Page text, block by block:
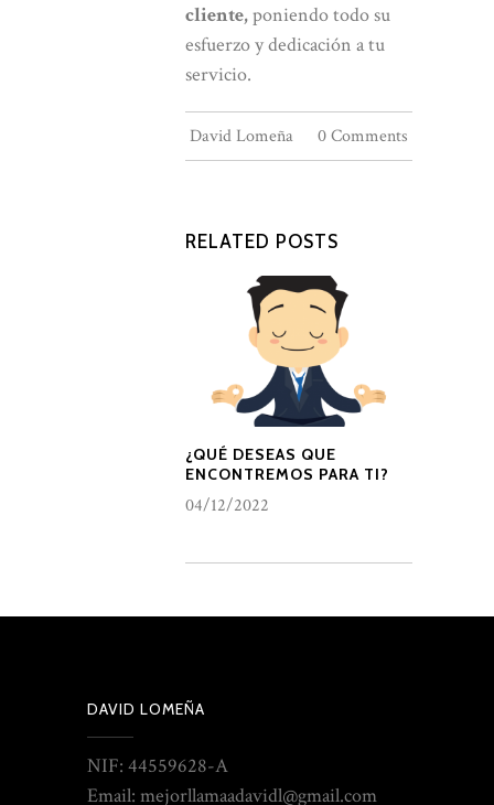
cliente,poniendo todo su
esfuerzo y dedicación a tu
servicio.
David Lomeña 0 Comments
RELATED POSTS
¿QUÉ DESEAS QUE
ENCONTREMOS PARA TI?
04/12/2022
DAVID LOMEÑA
NIF: 44559628-A
Email: mejorllamaadavidl@gmail.com